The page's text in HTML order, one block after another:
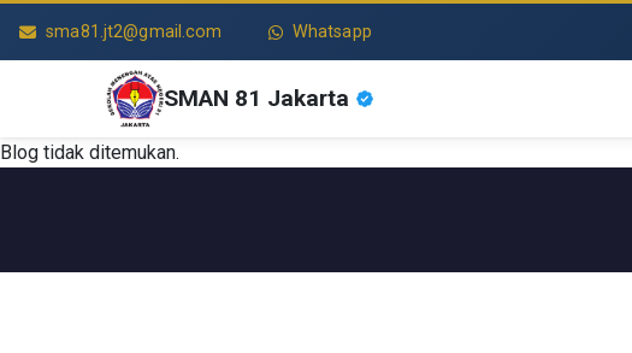
sma81.jt2@gmail.com Whatsapp
SMAN 81 Jakarta
Blog tidak ditemukan.